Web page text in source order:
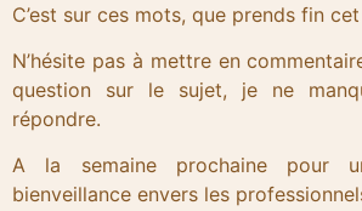
C’est sur ces mots, que prends fin
N’hésite pas à mettre en
question sur le sujet, je ne
répondre.
A la semaine prochaine pour
bienveillance envers les